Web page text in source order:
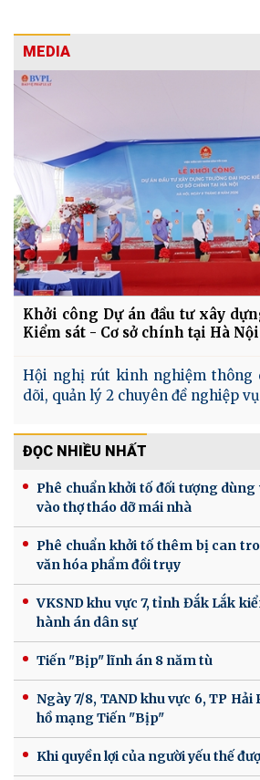
MEDIA
Khởi công Dự án đầu tư xây
Kiểm sát - Cơ sở chính tại Hà Nội
Hội nghị rút kinh nghiệm thông
dõi, quản lý 2 chuyên đề nghiệp vụ
ĐỌC NHIỀU NHẤT
Phê chuẩn khởi tố đối tượng
vào thợ tháo dỡ mái nhà
Phê chuẩn khởi tố thêm bị can
văn hóa phẩm đồi trụy
VKSND khu vực 7, tỉnh Đắk Lắk
hành án dân sự
Tiến "Bịp" lĩnh án 8 năm tù
Ngày 7/8, TAND khu vực 6, TP
hồ mạng Tiến "Bịp"
Khi quyền lợi của người yếu thế